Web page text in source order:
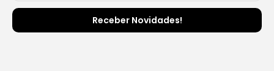
Receber Novidades!